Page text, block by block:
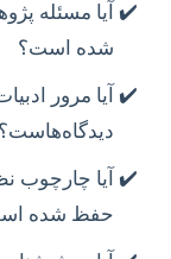
آیا مسئله
شده است؟
آیا مرور
دیدگاه‌هاست؟
آیا چارچوب
حفظ شده